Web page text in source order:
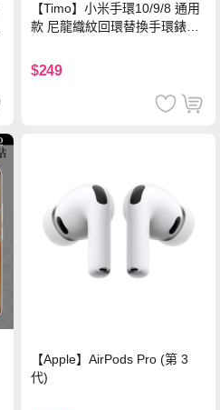
【Timo】小米手環10/9/8 通用
款 尼龍織紋回環替換手環錶帶-
$249
【Apple】AirPods Pro (第 3
代)